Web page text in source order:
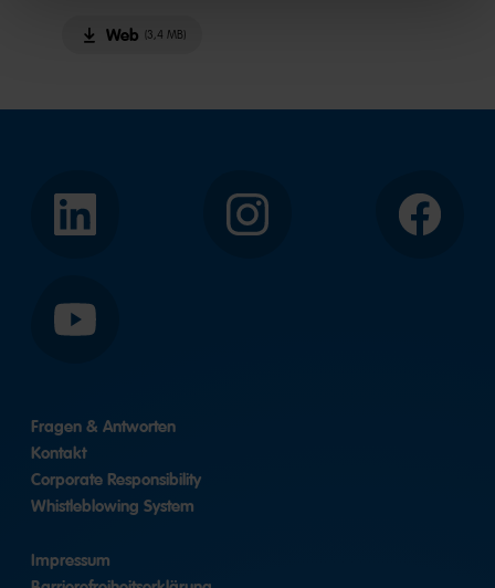
Web (3,4 MB)
LinkedIn Instagram Facebook
YouTube
Fragen & Antworten
Kontakt
Corporate Responsibility
Whistleblowing System
Impressum